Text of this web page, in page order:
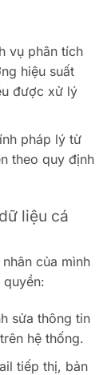
vụ phân tích
hiệu suất
được xử lý
pháp lý từ
theo quy định
liệu cá
của mình
sửa thông tin
hệ thống.
tiếp thị, bản